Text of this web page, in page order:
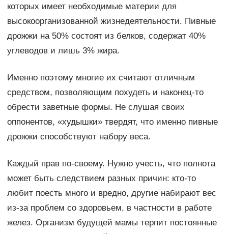
которых имеет необходимые материи для
высокоорганизованной жизнедеятельности. Пивные
дрожжи на 50% состоят из белков, содержат 40%
углеводов и лишь 3% жира.
Именно поэтому многие их считают отличным
средством, позволяющим похудеть и наконец-то
обрести заветные формы. Не слушая своих
оппонентов, «худышки» твердят, что именно пивные
дрожжи способствуют набору веса.
Каждый прав по-своему. Нужно учесть, что полнота
может быть следствием разных причин: кто-то
любит поесть много и вредно, другие набирают вес
из-за проблем со здоровьем, в частности в работе
желез. Организм будущей мамы терпит постоянные